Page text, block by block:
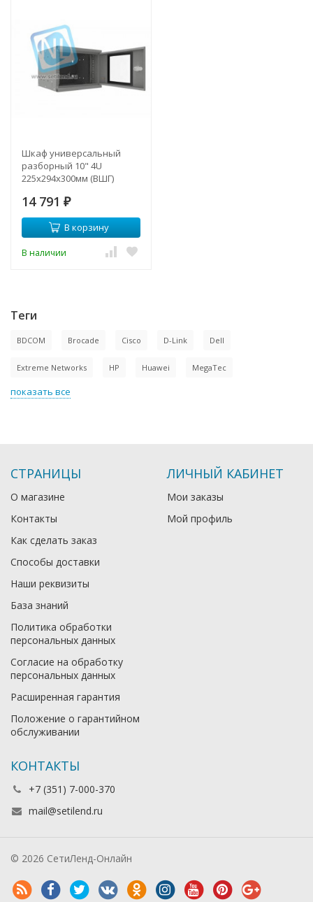
Шкаф универсальный
разборный 10" 4U
225x294x300мм (ВШГ)
14 791 ₽
В корзину
В наличии
Теги
BDCOM Brocade Cisco D-Link Dell
Extreme Networks HP Huawei MegaTec
показать все
СТРАНИЦЫ
О магазине
Контакты
Как сделать заказ
Способы доставки
Наши реквизиты
База знаний
Политика обработки
персональных данных
Согласие на обработку
персональных данных
Расширенная гарантия
Положение о гарантийном
обслуживании
ЛИЧНЫЙ КАБИНЕТ
Мои заказы
Мой профиль
КОНТАКТЫ
+7 (351) 7-000-370
mail@setilend.ru
© 2026 СетиЛенд-Онлайн